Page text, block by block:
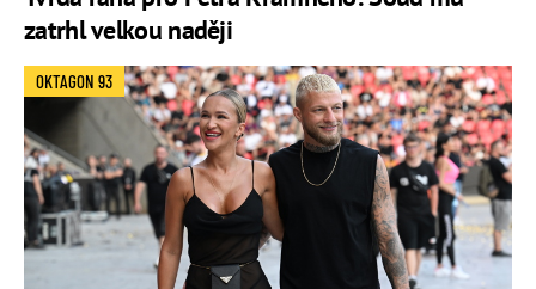
zatrhl velkou naději
OKTAGON 93